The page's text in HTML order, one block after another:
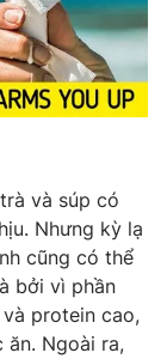
và súp có
Nhưng kỳ lạ
cũng có thể
bởi vì phần
protein cao,
ăn. Ngoài ra,